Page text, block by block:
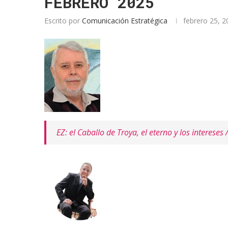
Escrito por Comunicación Estratégica febrero 25,
EZ: el Caballo de Troya, el eterno y los intereses